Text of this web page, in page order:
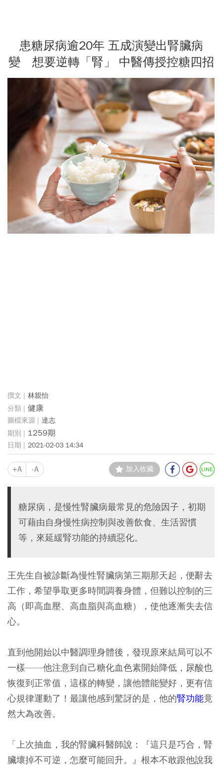
患糖尿病逾20年 五成演變出腎臟病
變 想要逆轉「腎」 中醫傳授控糖四招
林親怡
健康
達志
1259期
2021-02-03 14:34
+A -A 加入收藏
糖尿病，是慢性腎臟病最常見的危險因子，初期
可藉由自身慢性病控制與改善飲食、生活習慣
等，來延緩腎功能的持續惡化。
王先生自被診斷為慢性腎臟病第三期那天起，便辭去
工作，希望爭取更多時間調養身體，但難以控制的三
高（即高血壓、高血脂與高血糖），使他逐漸失去信
心。
直到他開始以中醫調理身體後，發現原來結局可以不
一樣——他注意到自己糖化血色素開始降低，尿酸也
恢復到正常值，這樣的轉變，讓他體能變好，更有信
心規律運動了！最讓他感到驚訝的是，他的腎功能竟
然大為改善。
「上次抽血，我的腎臟科醫師說：『這只是巧合，腎
臟壞掉不可逆，怎麼可能回升。』根本不敢跟他說我